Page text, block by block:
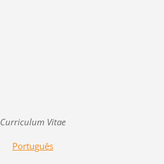
Curriculum Vitae
Português